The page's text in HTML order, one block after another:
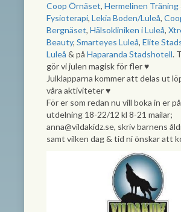
Coop Örnäset, Hermelinen Träning
Fysioterapi, Lekia Boden/Luleå,
Bergnäset, Hälsokliniken i Luleå,
Beauty, Smarteyes Luleå, Elite
Luleå & på Haparanda Stadshotell.
gör vi julen magisk för fler♥
Julklapparna kommeratt delas ut
våra aktiviteter♥
För er som redan nu vill boka in er
utdelning 18-22/12 kl 8-21 mailar;
anna@vildakidz.se, skriv barnens
samt vilken dag & tid ni önskar att